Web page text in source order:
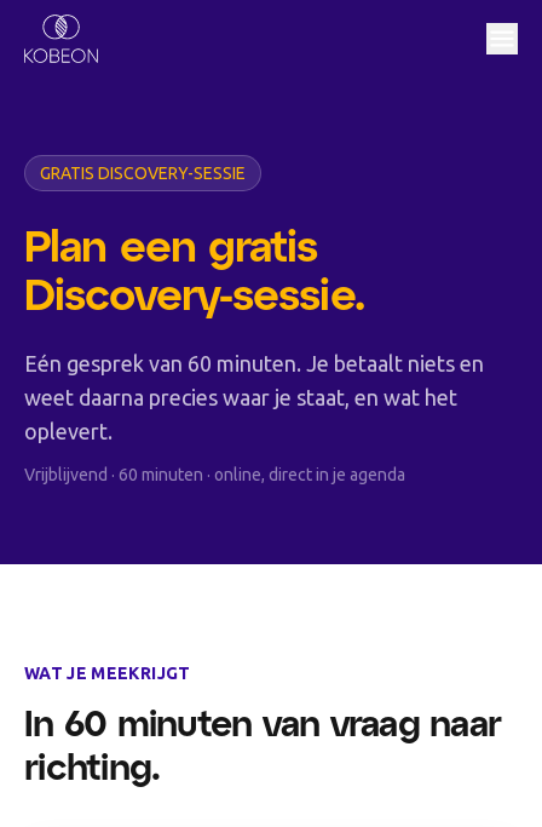
GRATIS DISCOVERY-SESSIE
Plan een gratis
Discovery-sessie.
Eén gesprek van 60 minuten. Je betaalt niets en
weet daarna precies waar je staat, en wat het
oplevert.
Vrijblijvend · 60 minuten · online, direct in je agenda
WAT JE MEEKRIJGT
In 60 minuten van vraag naar
richting.